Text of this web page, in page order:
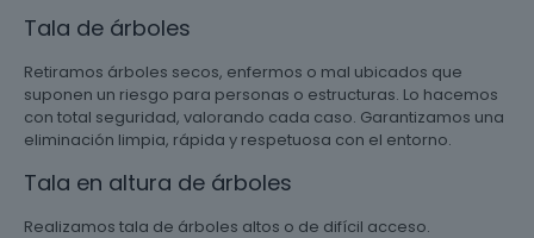
Tala de árboles
Retiramos árboles secos, enfermos o mal ubicados que
suponen un riesgo para personas o estructuras. Lo hacemos
con total seguridad, valorando cada caso. Garantizamos una
eliminación limpia, rápida y respetuosa con el entorno.
Tala en altura de árboles
Realizamos tala de árboles altos o de difícil acceso.